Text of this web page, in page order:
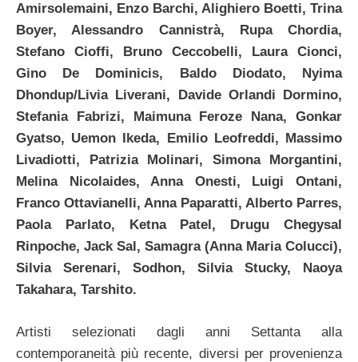
Amirsolemaini, Enzo Barchi, Alighiero Boetti, Trina
Boyer, Alessandro Cannistrà, Rupa Chordia,
Stefano Cioffi, Bruno Ceccobelli, Laura Cionci,
Gino De Dominicis, Baldo Diodato, Nyima
Dhondup/Livia Liverani, Davide Orlandi Dormino,
Stefania Fabrizi, Maimuna Feroze Nana, Gonkar
Gyatso, Uemon Ikeda, Emilio Leofreddi, Massimo
Livadiotti, Patrizia Molinari, Simona Morgantini,
Melina Nicolaides, Anna Onesti, Luigi Ontani,
Franco Ottavianelli, Anna Paparatti, Alberto Parres,
Paola Parlato, Ketna Patel, Drugu Chegysal
Rinpoche, Jack Sal, Samagra (Anna Maria Colucci),
Silvia Serenari, Sodhon, Silvia Stucky, Naoya
Takahara, Tarshito.
Artisti selezionati dagli anni Settanta alla
contemporaneità più recente, diversi per provenienza